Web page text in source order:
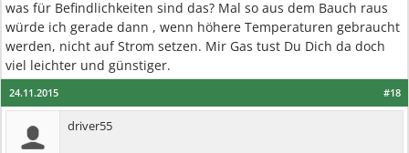
was für Befindlichkeiten sind das? Mal so aus dem Bauch raus
würde ich gerade dann , wenn höhere Temperaturen gebraucht
werden, nicht auf Strom setzen. Mir Gas tust Du Dich da doch
viel leichter und günstiger.
#18
24.11.2015
driver55